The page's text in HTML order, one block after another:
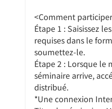
<Comment
Étape 1 : Saisissez
requises dans le
soumettez-le.
Étape 2 : Lorsque le
séminaire arrive,
distribué.
*Une connexion